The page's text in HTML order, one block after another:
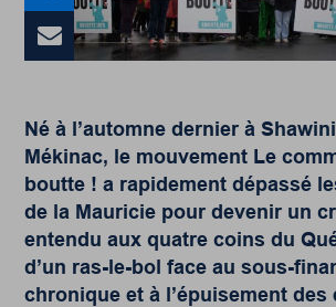
Né à l’automne dernier à
Mékinac, le mouvement Le
boutte ! a rapidement dépassé
de la Mauricie pour devenir un
entendu aux quatre coins du
d’un ras-le-bol face au sous-
chronique et à l’épuisement des